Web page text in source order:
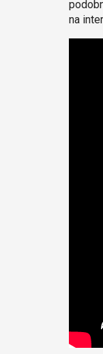
na